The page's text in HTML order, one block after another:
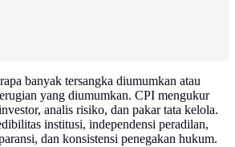
banyak tersangka diumumkan atau
yang diumumkan. CPI mengukur
analis risiko, dan pakar tata kelola.
institusi, independensi peradilan,
dan konsistensi penegakan hukum.